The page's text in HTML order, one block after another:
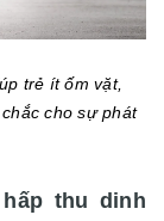
trẻ ít ốm vặt,
cho sự phát
thu dinh